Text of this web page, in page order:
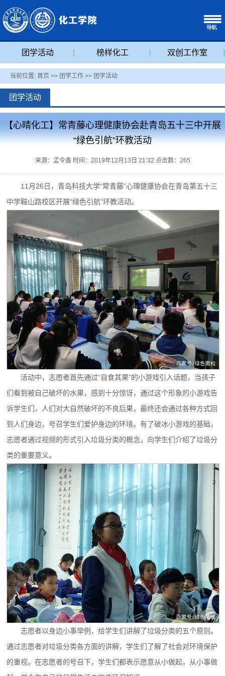
团学活动 榜样化工 双创工作室
当前位置: 首页 >> 团学工作 >> 团学活动
团学活动
【心晴化工】常青藤心理健康协会赴青岛五十三中开展
“绿色引航”环教活动
来源：孟令鑫 时间：2019年12月13日 21:32 点击数： 265
11月26日，青岛科技大学“常青藤”心理健康协会在青岛第五十三
中学鞍山路校区开展“绿色引航”环教活动。
活动中，志愿者首先通过“自食其果”的小游戏引入话题，当孩子
们看到被自己破坏的水果，感到十分惊讶，通过这个形象的小游戏告
诉学生们，人们对大自然破坏的不良后果，最终还会通过各种方式回
到人们身边，号召学生们爱护身边的环境。有了破冰小游戏的基础，
志愿者通过视频的形式引入垃圾分类的概念，向学生们介绍了垃圾分
类的重要意义。
志愿者以身边小事举例，给学生们讲解了垃圾分类的五个原则。
通过志愿者对垃圾分类各方面的讲解，学生们了解了社会对环境保护
的重视。在志愿者的号召下，学生们都表示愿意从小做起，从小事做